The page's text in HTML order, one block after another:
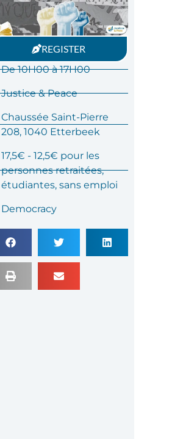
REGISTER
De 10H00 à 17H00
Justice & Peace
Chaussée Saint-Pierre
208, 1040 Etterbeek
17,5€ - 12,5€ pour les
personnes retraitées,
étudiantes, sans emploi
Democracy